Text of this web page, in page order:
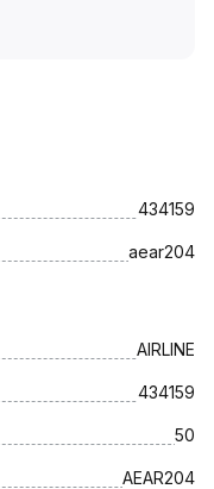
434159
aear204
AIRLINE
434159
50
AEAR204